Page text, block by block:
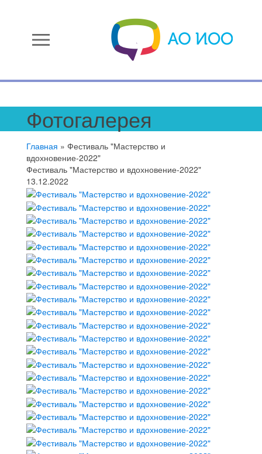
menu
Фотогалерея
Главная » Фестиваль "Мастерство и
вдохновение-2022"
Фестиваль "Мастерство и вдохновение-2022"
13.12.2022